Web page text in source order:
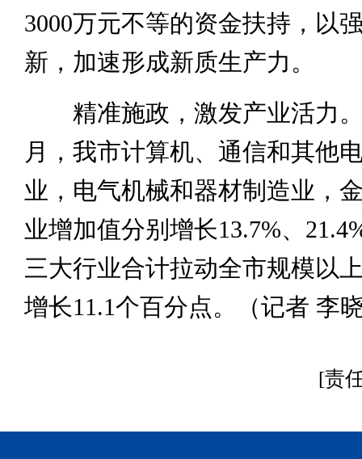
3000万元不等的资金扶持，以
新，加速形成新质生产力。
精准施政，激发产业活力。
月，我市计算机、通信和其他
业，电气机械和器材制造业，
业增加值分别增长13.7%、
三大行业合计拉动全市规模以
增长11.1个百分点。（记者 李
[责